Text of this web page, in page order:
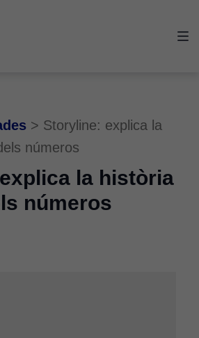
> Storyline: explica la
números
la història
números